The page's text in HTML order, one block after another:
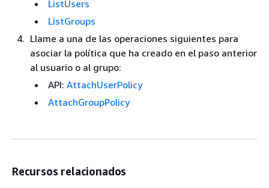
ListUsers
ListGroups
Llame a una de las operaciones siguientes para
asociar la política que ha creado en el paso anterior
al usuario o al grupo:
API: AttachUserPolicy
AttachGroupPolicy
Recursos relacionados